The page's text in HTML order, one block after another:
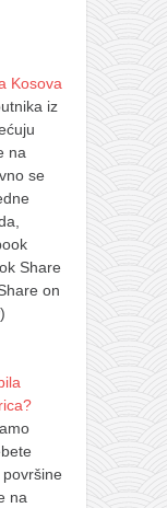
Kosova
iz
na
se
Share
on
na